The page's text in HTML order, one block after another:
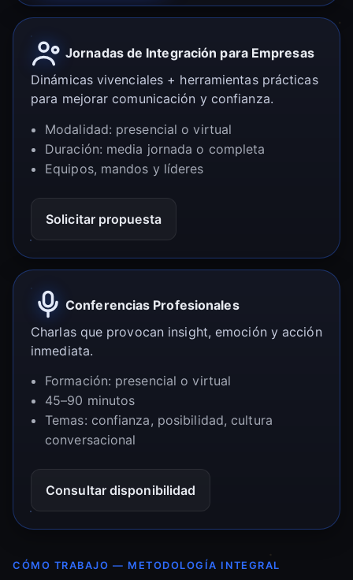
Jornadas de Integración para Empresas
Dinámicas vivenciales + herramientas prácticas
para mejorar comunicación y confianza.
Modalidad: presencial o virtual
Duración: media jornada o completa
Equipos, mandos y líderes
Solicitar propuesta
Conferencias Profesionales
Charlas que provocan insight, emoción y acción
inmediata.
Formación: presencial o virtual
45–90 minutos
Temas: confianza, posibilidad, cultura
conversacional
Consultar disponibilidad
CÓMO TRABAJO — METODOLOGÍA INTEGRAL